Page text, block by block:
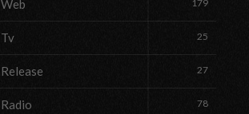
Web 179
Tv 25
Release 27
Radio 78